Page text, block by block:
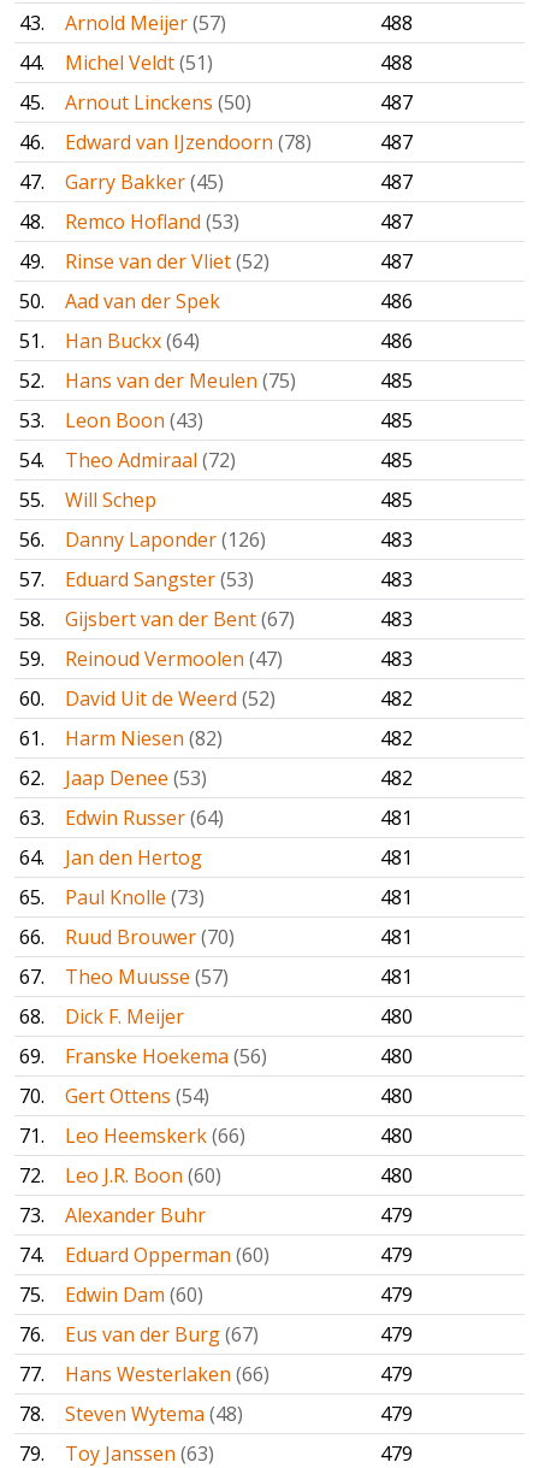
43.
Arnold Meijer(57)
488
44.
Michel Veldt(51)
488
45.
Arnout Linckens (50)
487
46.
Edward van IJzendoorn (78)
487
47.
Garry Bakker(45)
487
48.
Remco Hofland (53)
487
49.
Rinse van der Vliet(52)
487
50.
Aad van der Spek
486
51.
Han Buckx(64)
486
52.
Hans van der Meulen (75)
485
53.
Leon Boon (43)
485
54.
Theo Admiraal (72)
485
55.
Will Schep
485
56.
Danny Laponder(126)
483
57.
Eduard Sangster(53)
483
58.
Gijsbert van der Bent(67)
483
59.
Reinoud Vermoolen (47)
483
60.
David Uit de Weerd (52)
482
61.
Harm Niesen (82)
482
62.
Jaap Denee (53)
482
63.
Edwin Russer(64)
481
64.
Jan den Hertog
481
65.
Paul Knolle (73)
481
66.
Ruud Brouwer(70)
481
67.
Theo Muusse (57)
481
68.
Dick F. Meijer
480
69.
Franske Hoekema (56)
480
70.
Gert Ottens (54)
480
71.
Leo Heemskerk(66)
480
72.
Leo J.R. Boon (60)
480
73.
Alexander Buhr
479
74.
Eduard Opperman (60)
479
75.
Edwin Dam (60)
479
76.
Eus van der Burg(67)
479
77.
Hans Westerlaken (66)
479
78.
Steven Wytema (48)
479
79.
Toy Janssen (63) 479